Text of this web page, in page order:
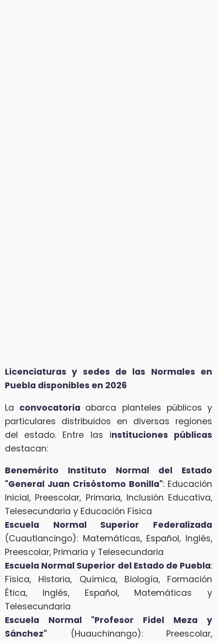
Licenciaturas y sedes de las Normales en
Puebla disponibles en 2026
La convocatoria abarca planteles públicos y
particulares distribuidos en diversas regiones
del estado. Entre las instituciones públicas
destacan:
Benemérito Instituto Normal del Estado
"General Juan Crisóstomo Bonilla": Educación
Inicial, Preescolar, Primaria, Inclusión Educativa,
Telesecundaria y Educación Física
Escuela Normal Superior Federalizada
(Cuautlancingo): Matemáticas, Español, Inglés,
Preescolar, Primaria y Telesecundaria
Escuela Normal Superior del Estado de Puebla:
Física, Historia, Química, Biología, Formación
Ética, Inglés, Español, Matemáticas y
Telesecundaria
Escuela Normal "Profesor Fidel Meza y
Sánchez" (Huauchinango): Preescolar,